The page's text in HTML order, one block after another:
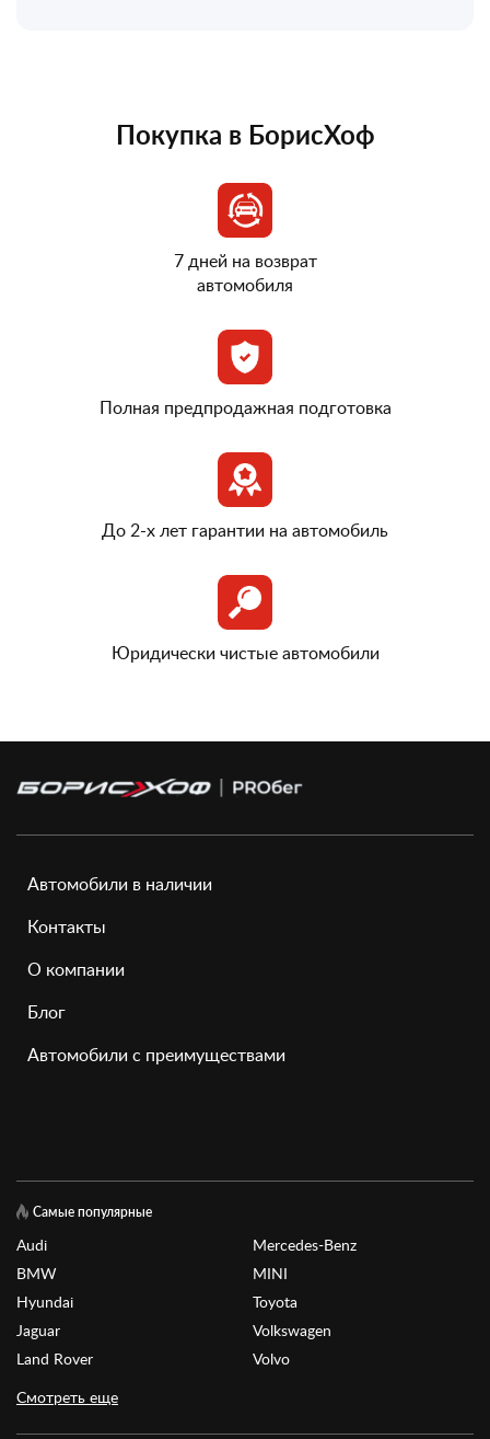
Покупка в БорисХоф
7 дней на возврат
автомобиля
Полная предпродажная подготовка
До 2-х лет гарантии на автомобиль
Юридически чистые автомобили
Автомобили в наличии
Контакты
О компании
Блог
Автомобили с преимуществами
Самые популярные
Audi
BMW
Hyundai
Jaguar
Land Rover
Mercedes-Benz
MINI
Toyota
Volkswagen
Volvo
Смотреть еще